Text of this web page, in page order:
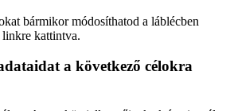
bármikor módosíthatod a láblécben
kattintva.
a következő célokra